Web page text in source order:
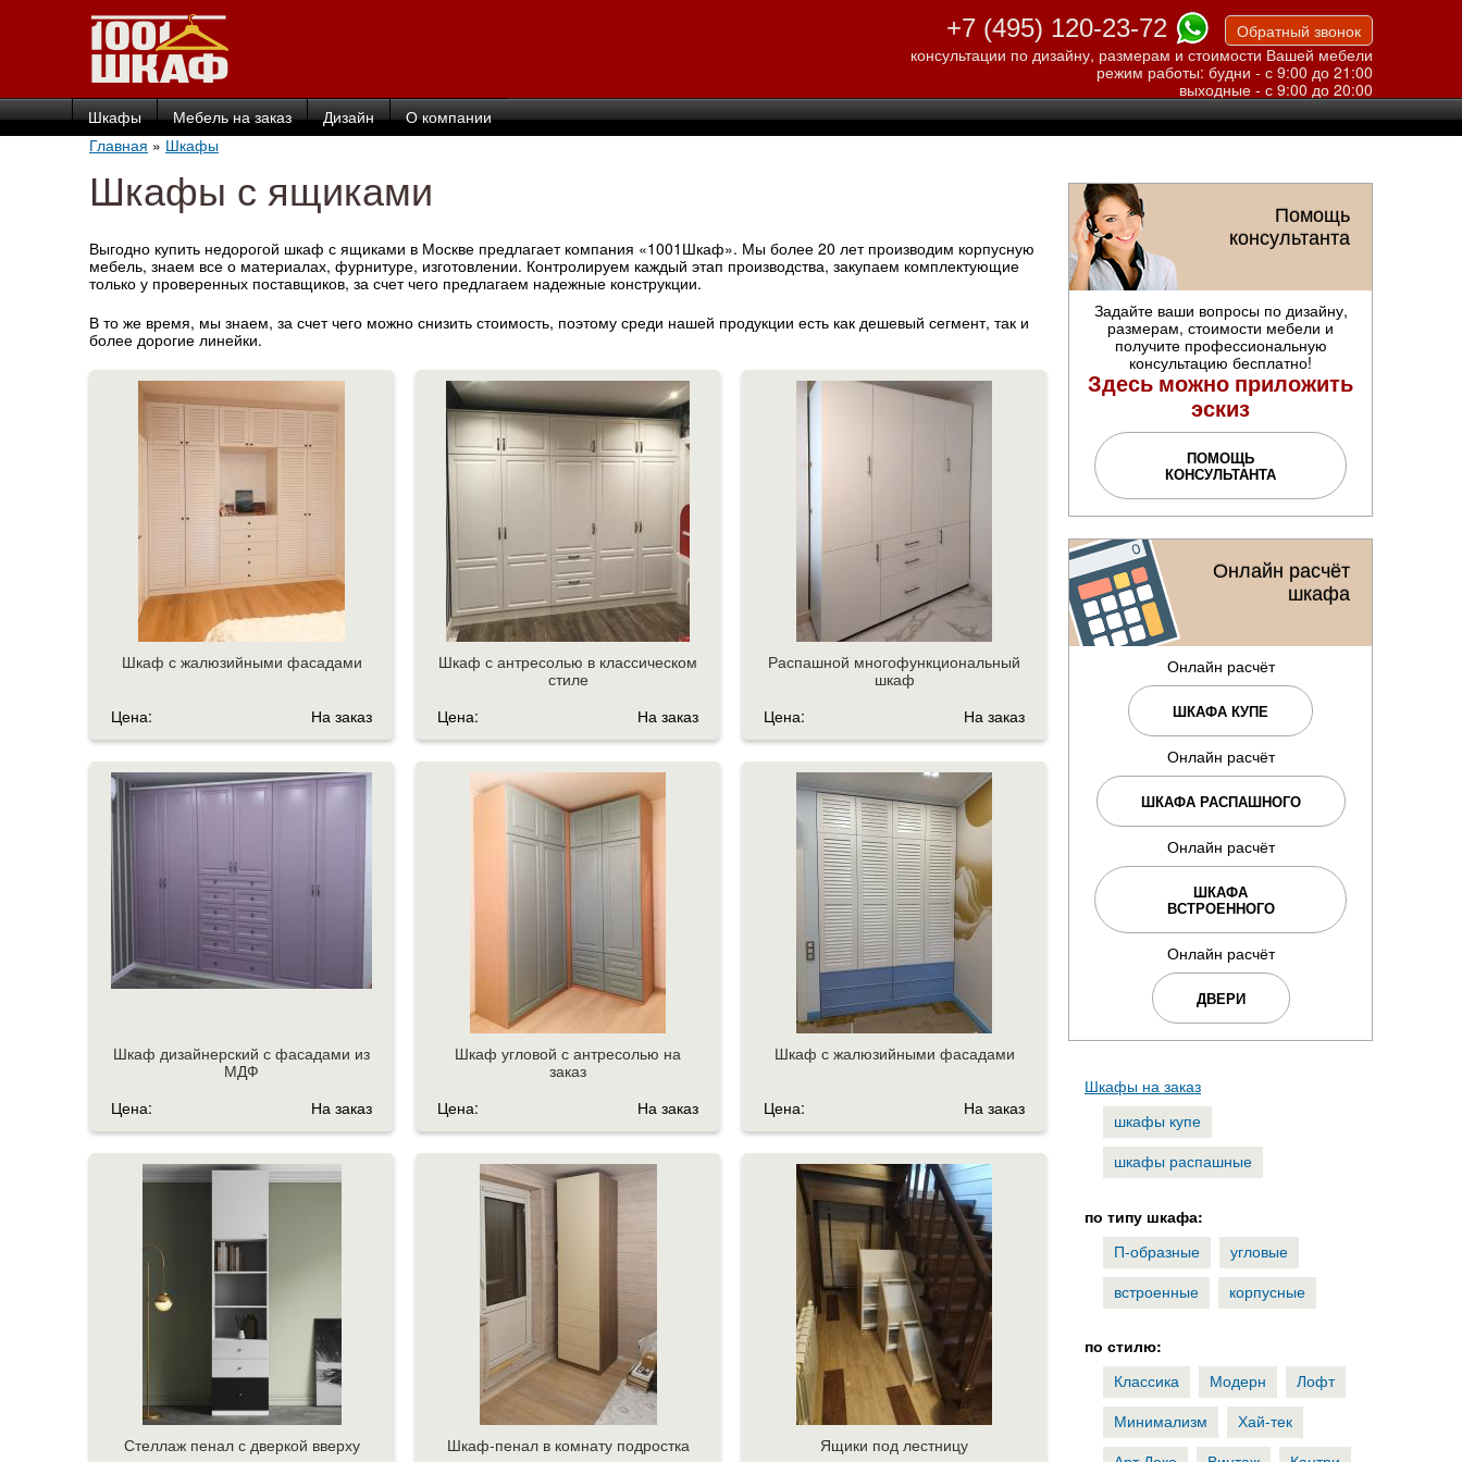
+7 (495) 120-23-72
Обратный звонок
консультации по дизайну, размерам и стоимости Вашей мебели
режим работы: будни - с 9:00 до 21:00
выходные - с 9:00 до 20:00
Шкафы Мебель на заказ Дизайн О компании
Главная » Шкафы
Шкафы с ящиками
Выгодно купить недорогой шкаф с ящиками в Москве предлагает компания «1001Шкаф». Мы более 20 лет производим корпусную
мебель, знаем все о материалах, фурнитуре, изготовлении. Контролируем каждый этап производства, закупаем комплектующие
только у проверенных поставщиков, за счет чего предлагаем надежные конструкции.
В то же время, мы знаем, за счет чего можно снизить стоимость, поэтому среди нашей продукции есть как дешевый сегмент, так и
более дорогие линейки.
Шкаф с жалюзийными фасадами
Цена: На заказ
Шкаф с антресолью в классическом
стиле
Цена:
На заказ
Распашной многофункциональный
шкаф
Цена:
На заказ
Шкаф дизайнерский с фасадами из
МДФ
Цена:
На заказ
Шкаф угловой с антресолью на
заказ
Цена:
На заказ
Шкаф с жалюзийными фасадами
Цена: На заказ
Стеллаж пенал с дверкой вверху Шкаф-пенал в комнату подростка Ящики под лестницу
Помощь
консультанта
Задайте ваши вопросы по дизайну,
размерам, стоимости мебели и
получите профессиональную
консультацию бесплатно!
Здесь можно приложить
эскиз
ПОМОЩЬ
КОНСУЛЬТАНТА
Онлайн расчёт
шкафа
Онлайн расчёт
ШКАФА КУПЕ
Онлайн расчёт
ШКАФА РАСПАШНОГО
Онлайн расчёт
ШКАФА
ВСТРОЕННОГО
Онлайн расчёт
ДВЕРИ
Шкафы на заказ
шкафы купе
шкафы распашные
по типу шкафа:
П-образные
угловые
встроенные
корпусные
по стилю:
Классика
Модерн
Лофт
Минимализм
Хай-тек